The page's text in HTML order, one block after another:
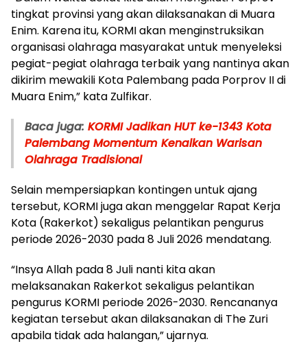
tingkat provinsi yang akan dilaksanakan di Muara
Enim. Karena itu, KORMI akan menginstruksikan
organisasi olahraga masyarakat untuk menyeleksi
pegiat-pegiat olahraga terbaik yang nantinya akan
dikirim mewakili Kota Palembang pada Porprov II di
Muara Enim,” kata Zulfikar.
Baca juga: KORMI Jadikan HUT ke-1343 Kota
Palembang Momentum Kenalkan Warisan
Olahraga Tradisional
Selain mempersiapkan kontingen untuk ajang
tersebut, KORMI juga akan menggelar Rapat Kerja
Kota (Rakerkot) sekaligus pelantikan pengurus
periode 2026-2030 pada 8 Juli 2026 mendatang.
“Insya Allah pada 8 Juli nanti kita akan
melaksanakan Rakerkot sekaligus pelantikan
pengurus KORMI periode 2026-2030. Rencananya
kegiatan tersebut akan dilaksanakan di The Zuri
apabila tidak ada halangan,” ujarnya.